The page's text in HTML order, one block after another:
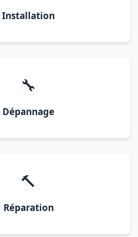
Installation
🔧
Dépannage
🔨
Réparation